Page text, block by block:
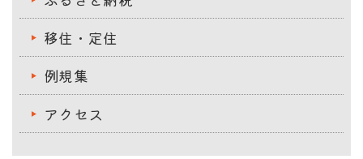
移住・定住
例規集
アクセス